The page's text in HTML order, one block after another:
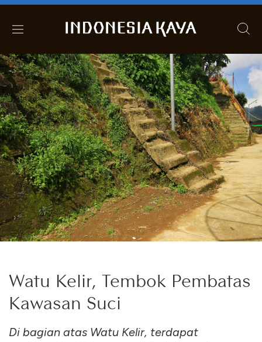
Watu Kelir, Tembok Pembatas
Kawasan Suci
Di bagian atas Watu Kelir, terdapat